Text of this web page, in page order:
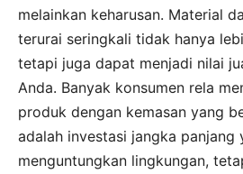
melainkan keharusan. Material
terurai seringkali tidak hanya
tetapi juga dapat menjadi nilai
Anda. Banyak konsumen rela
produk dengan kemasan yang
adalah investasi jangka panjang
menguntungkan lingkungan,